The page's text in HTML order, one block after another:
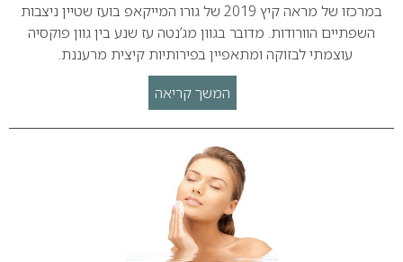
במרכזו של מראה קיץ 2019 של גורו המייקאפ בועז שטיין ניצבות
השפתיים הוורודות. מדובר בגוון מג’נטה עז שנע בין גוון פוקסיה
עוצמתי לבזוקה ומתאפיין בפירותיות קיצית מרעננת.
המשך קריאה